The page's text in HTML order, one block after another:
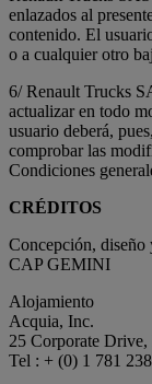
enlazados al
contenido. El
o a cualquier otro
6/ Renault Trucks
actualizar en todo
usuario deberá,
comprobar las
Condiciones
CRÉDITOS
Concepción, diseño
CAP GEMINI
Alojamiento
Acquia, Inc.
25 Corporate
Tel : + (0) 1 781